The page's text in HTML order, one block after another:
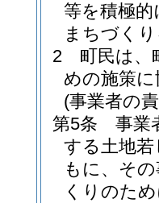
等を積極
まちづく
2
町民は、
めの施策
(事業者の
第5条
事業
する土地
もに、そ
くりのた